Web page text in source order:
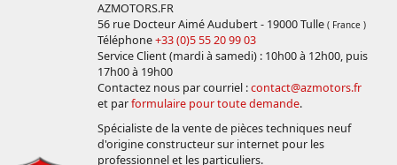
AZMOTORS.FR
56 rue Docteur Aimé Audubert - 19000 Tulle ( France )
Téléphone+33 (0)5 55 20 99 03
Service Client (mardi à samedi) : 10h00 à 12h00, puis
17h00 à 19h00
Contactez nous par courriel :contact@azmotors.fr
et parformulaire pour toute demande.
Spécialiste de la vente de pièces techniques neuf
d'origine constructeur sur internet pour les
professionnel et les particuliers.